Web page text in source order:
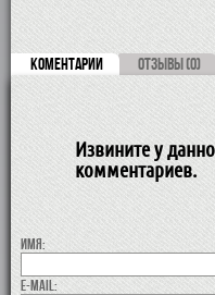
КОМЕНТАРИИ ОТЗЫВЫ (0)
Извините у
комментариев.
Имя:
E-MAIL: